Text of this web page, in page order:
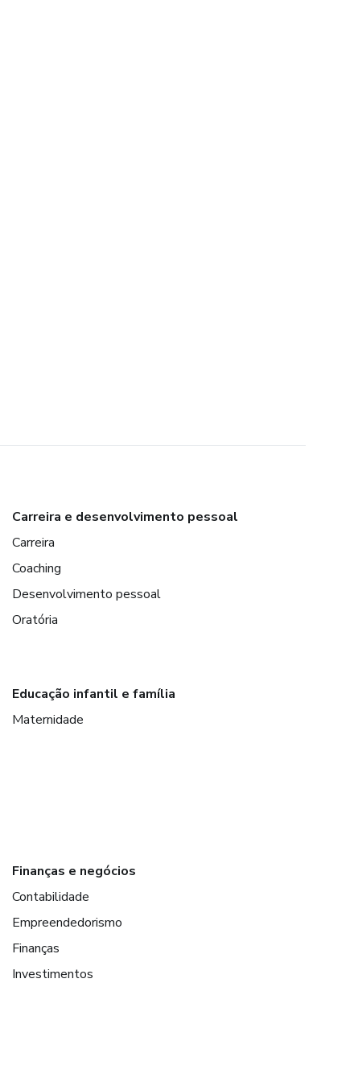
Carreira e desenvolvimento pessoal
Carreira
Coaching
Desenvolvimento pessoal
Oratória
Educação infantil e família
Maternidade
Finanças e negócios
Contabilidade
Empreendedorismo
Finanças
Investimentos